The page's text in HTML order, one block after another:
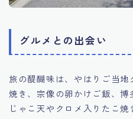
グルメとの出会い
旅の醍醐味は、やはりご当
焼き、宗像の卵かけご飯、
じゃこ天やクロメ入りたこ